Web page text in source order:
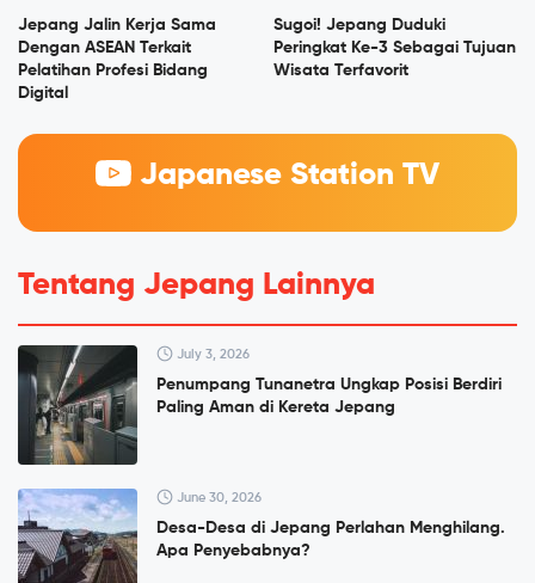
Jepang Jalin Kerja Sama
Dengan ASEAN Terkait
Pelatihan Profesi Bidang
Digital
Sugoi! Jepang Duduki
Peringkat Ke-3 Sebagai Tujuan
Wisata Terfavorit
Japanese Station TV
Tentang Jepang Lainnya
July 3, 2026
Penumpang Tunanetra Ungkap Posisi Berdiri
Paling Aman di Kereta Jepang
June 30, 2026
Desa-Desa di Jepang Perlahan Menghilang.
Apa Penyebabnya?